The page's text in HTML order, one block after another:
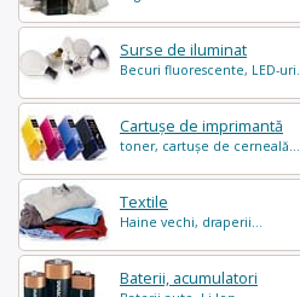
Surse de iluminat
Becuri fluorescente, LED-uri...
Cartușe de imprimantă
toner, cartușe de cerneală...
Textile
Haine vechi, draperii...
Baterii, acumulatori